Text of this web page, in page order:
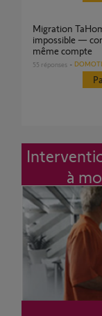
Migration TaHoma V1 vers TaHoma Switch
impossible —
même compte
55 réponses
à